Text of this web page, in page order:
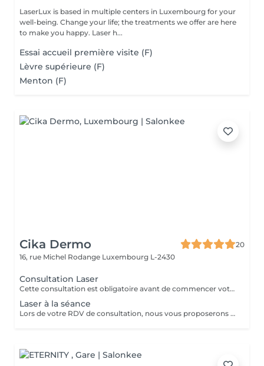
LaserLux is based in multiple centers in Luxembourg for your
well-being. Change your life; the treatments we offer are here
to make you happy. Laser h...
Essai accueil première visite (F)
Lèvre supérieure (F)
Menton (F)
Cika Dermo
20
16, rue Michel Rodange Luxembourg L-2430
Consultation Laser
Cette consultation est obligatoire avant de commencer votre traitement d'épilation définitive au Laser. Nous proposons également des tarifs en forfait de 6 séances et 2 séances offertes. Notre centre est équipé de la technologie Laser Asclepion fabriqué en Allemagne aux normes CE Medical.
Laser à la séance
Lors de votre RDV de consultation, nous vous proposerons également des tarifs en forfait de 6 séances et 2 séances offertes. Notre centre est équipé de la technologie Laser Asclepion fabriqué en Allemagne aux normes CE Medical.